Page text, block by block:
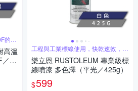
的表
高溫
34
工程與工業標線使用，快乾速效，色
澤飽滿
樂立恩 RUSTOLEUM 專業級標
線噴漆 多色澤（平光／425g）
$599